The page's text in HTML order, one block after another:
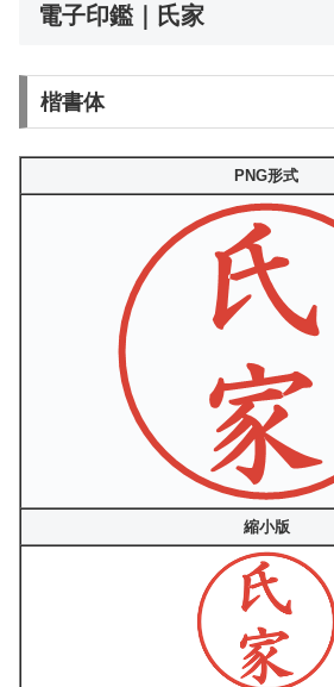
電子印鑑｜氏家
楷書体
PNG形式
縮小版